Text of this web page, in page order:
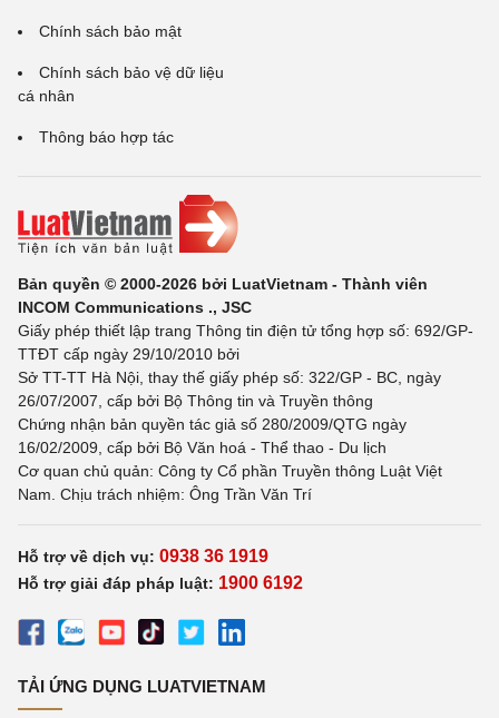
Chính sách bảo mật
Chính sách bảo vệ dữ liệu
cá nhân
Thông báo hợp tác
Bản quyền © 2000-2026 bởi LuatVietnam - Thành viên
INCOM Communications ., JSC
Giấy phép thiết lập trang Thông tin điện tử tổng hợp số: 692/GP-
TTĐT cấp ngày 29/10/2010 bởi
Sở TT-TT Hà Nội, thay thế giấy phép số: 322/GP - BC, ngày
26/07/2007, cấp bởi Bộ Thông tin và Truyền thông
Chứng nhận bản quyền tác giả số 280/2009/QTG ngày
16/02/2009, cấp bởi Bộ Văn hoá - Thể thao - Du lịch
Cơ quan chủ quản: Công ty Cổ phần Truyền thông Luật Việt
Nam. Chịu trách nhiệm: Ông Trần Văn Trí
Hỗ trợ về dịch vụ: 0938 36 1919
Hỗ trợ giải đáp pháp luật: 1900 6192
TẢI ỨNG DỤNG LUATVIETNAM